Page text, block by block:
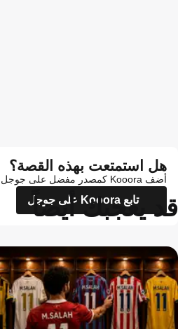
هل استمتعت بهذه القصة؟
أضف Kooora كمصدر مفضل على جوجل للاطلاع على المزيد من تقاريرنا
تابع Kooora على جوجل
قد يعجبك أيضاً